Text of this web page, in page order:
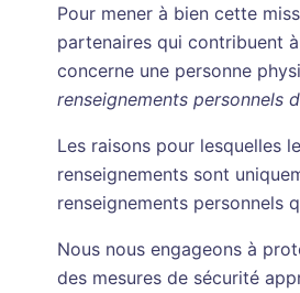
Pour mener à bien cette
partenaires qui contribuent
concerne une personne
renseignements personnels
Les raisons pour lesquelles
renseignements sont
renseignements personnels
Nous nous engageons à
des mesures de sécurité